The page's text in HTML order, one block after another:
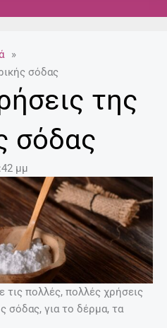
p
»
σόδας
της
σόδας
μμ
τις πολλές, πολλές χρήσεις
σόδας, για το δέρμα, τα